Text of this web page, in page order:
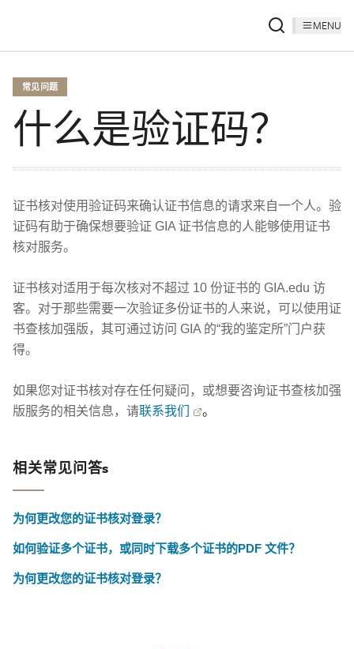
MENU
常见问题
什么是验证码？
证书核对使用验证码来确认证书信息的请求来自一个人。验
证码有助于确保想要验证 GIA 证书信息的人能够使用证书
核对服务。
证书核对适用于每次核对不超过 10 份证书的 GIA.edu 访
客。对于那些需要一次验证多份证书的人来说，可以使用证
书查核加强版，其可通过访问 GIA 的“我的鉴定所”门户获
得。
如果您对证书核对存在任何疑问，或想要咨询证书查核加强
版服务的相关信息，请联系我们 。
相关常见问答s
为何更改您的证书核对登录？
如何验证多个证书，或同时下载多个证书的PDF 文件？
为何更改您的证书核对登录？